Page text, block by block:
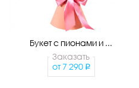
Букет с пионами и ...
Заказать
от 7 290